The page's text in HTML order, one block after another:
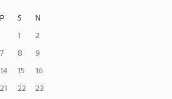
P S
N
1
2
7 8
9
14 15
16
21 22
23